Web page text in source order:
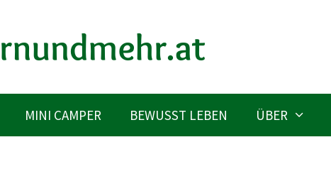
MINI CAMPER BEWUSST LEBEN ÜBER